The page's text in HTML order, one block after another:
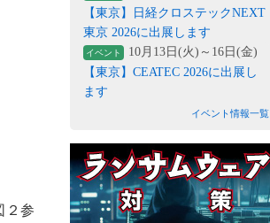
２参
【東京】日経クロステックNEXT
東京 2026に出展します
イベント
10月13日(火)～16日(金)
【東京】CEATEC 2026に出展し
ます
イベント情報一覧